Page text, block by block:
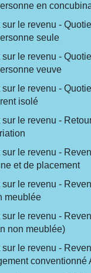
en
sur le revenu -
seule
sur le revenu -
veuve
sur le revenu -
isolé
sur le revenu -
sur le revenu -
et de placement
sur le revenu -
meublée
sur le revenu -
non meublée)
sur le revenu -
conventionné